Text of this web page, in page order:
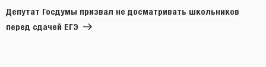
запись
Депутат Госдумы призвал не досматривать школьников
перед сдачей ЕГЭ